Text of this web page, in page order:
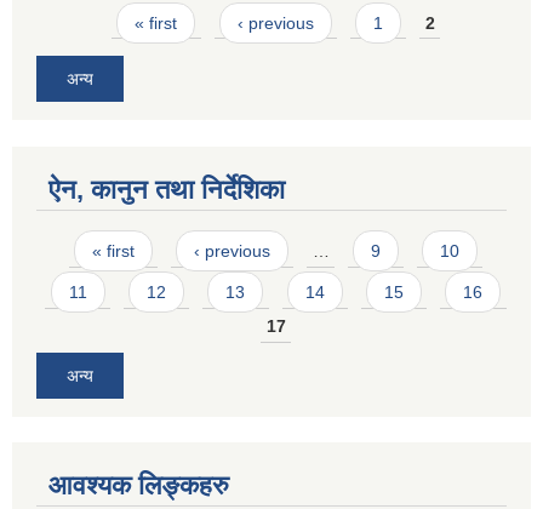
Pages« first ‹ previous 1 2
अन्य
ऐन, कानुन तथा निर्देशिका
Pages
« first ‹ previous … 9 10
11 12 13 14 15
16
17
अन्य
आवश्यक लिङ्कहरु